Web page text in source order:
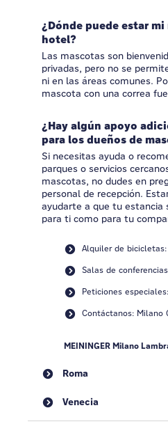
¿Dónde puede estar
hotel?
Las mascotas son
privadas, pero no se
ni en las áreas comunes.
mascota con una correa
¿Hay algún apoyo
para los dueños de
Si necesitas ayuda o
parques o servicios
mascotas, no dudes en
personal de recepción.
ayudarte a que tu estancia
para ti como para tu
Alquiler de
Salas de
Peticiones
Contáctanos: Milano
MEININGER Milano
Roma
Venecia